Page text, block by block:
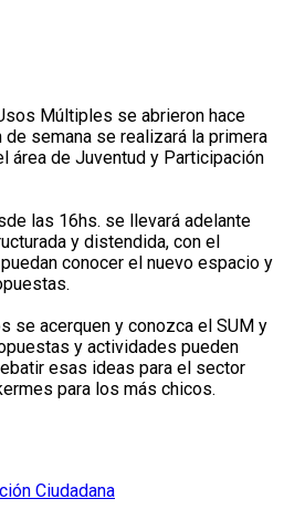
Múltiples se abrieron hace
semana se realizará la primera
área de Juventud y Participación
las 16hs. se llevará adelante
y distendida, con el
conocer el nuevo espacio y
se acerquen y conozca el SUM y
y actividades pueden
esas ideas para el sector
para los más chicos.
Ciudadana